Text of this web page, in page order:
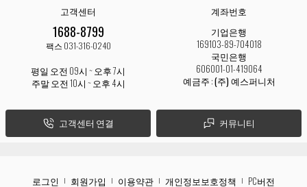
고객센터
1688-8799
팩스 031-316-0240
평일 오전 09시 ~ 오후 7시
주말 오전 10시 ~ 오후 4시
고객센터 연결
계좌번호
기업은행
169103-89-704018
국민은행
606001-01-419064
예금주 :(주) 예스퍼니처
커뮤니티
로그인 회원가입 이용약관 개인정보보호정책 PC버전